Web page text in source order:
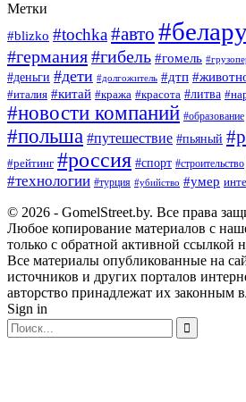
Метки
#blizko #tochka#авто
#германия#гибель #гомель
#деньги #дети #долгожитель #дтп
#италия #китай #кража #красота #литва
#новости компаний #образование
#польша #путешествие #пьяный
#рейтинг #россия #спорт #строительство
#технологии #турция #убийство #умер
© 2026 - GomelStreet.by. Все права
Любое копирование материалов с
только с обратной активной ссылкой
Все материалы опубликованные на
источников и других порталов
авторство принадлежат их законным
Sign in